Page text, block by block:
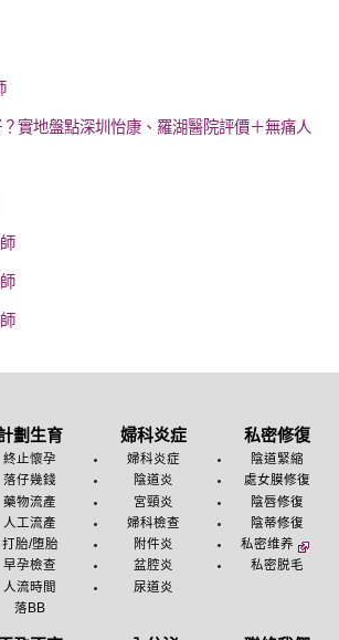
實地盤點深圳怡康、羅湖醫院評價＋無痛人
劃生育
終止懷孕
落仔幾錢
藥物流產
人工流產
打胎/堕胎
早孕檢查
人流時間
落BB
婦科炎症
婦科炎症
陰道炎
宮頸炎
婦科檢查
附件炎
盆腔炎
尿道炎
私密修復
陰道緊縮
處女膜修復
陰唇修復
陰蒂修復
私密维养
私密脱毛